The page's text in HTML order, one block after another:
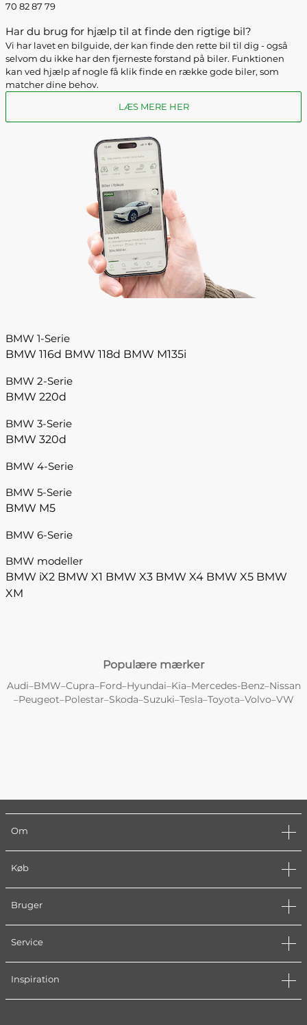
70 82 87 79
Har du brug for hjælp til at finde den rigtige bil?
Vi har lavet en bilguide, der kan finde den rette bil til dig - også
selvom du ikke har den fjerneste forstand på biler. Funktionen
kan ved hjælp af nogle få klik finde en række gode biler, som
matcher dine behov.
LÆS MERE HER
BMW 1-Serie
BMW 116d BMW 118d BMW M135i
BMW 2-Serie
BMW 220d
BMW 3-Serie
BMW 320d
BMW 4-Serie
BMW 5-Serie
BMW M5
BMW 6-Serie
BMW modeller
BMW iX2 BMW X1 BMW X3 BMW X4 BMW X5 BMW
XM
Populære mærker
Audi–BMW–Cupra–Ford–Hyundai–Kia–Mercedes-Benz–Nissan
–Peugeot–Polestar–Skoda–Suzuki–Tesla–Toyota–Volvo–VW
Om
Køb
Bruger
Service
Inspiration